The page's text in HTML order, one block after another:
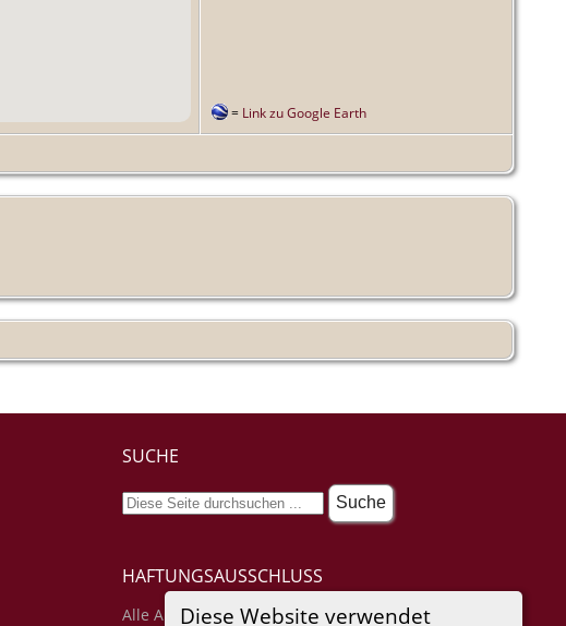
Diese Website verwendet
= Link zu Google Earth
SUCHE
HAFTUNGSAUSSCHLUSS
Alle Angaben erfolgen ohne Gewähr für